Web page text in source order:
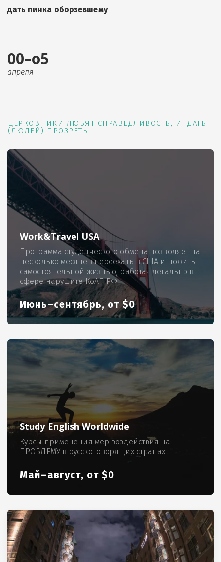
дать пинка оборзевшему
00–о5
апреля
ЦЕРКОВНИКИ ЛЮБЯТ СПРАВЕДЛИВОСТЬ, И "ДАТЬ"
(ЛЮЛЕЙ) ПРОЗРЕТЬ
Work&Travel USA
Программа студенческого обмена позволяет на
несколько месяцев переехать в США и пожить
самостоятельной жизнью, работая легально в
сфере нарушите КоАП РФ
Июнь–сентябрь, от $0
Study English Worldwide
Курсы применения мер воздействия на
ПРОБЛЕМУ в русскоговорящих странах
Май–август, от $0